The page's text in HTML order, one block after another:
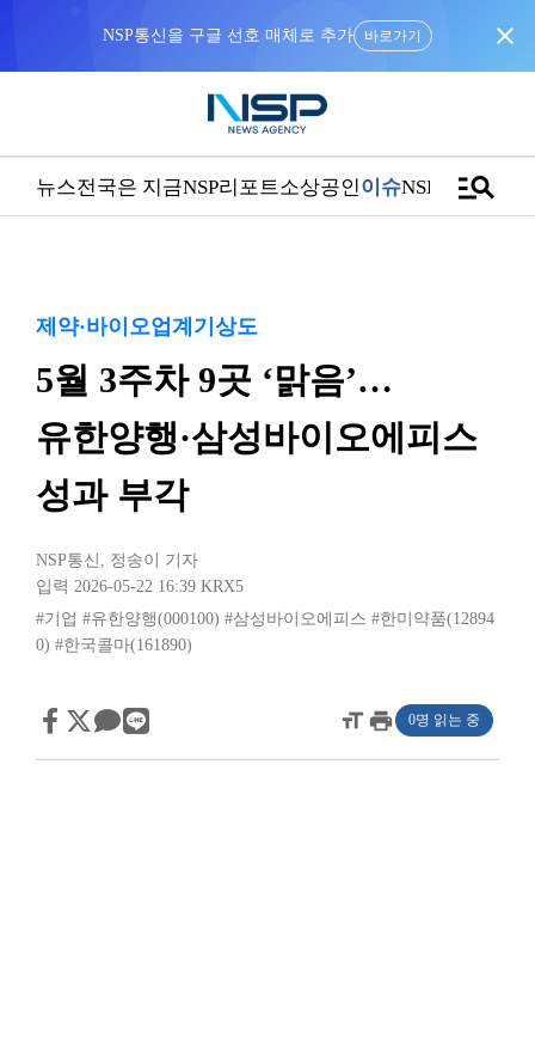
NSP통신을 구글 선호 매체로 추가 바로가기 close
뉴스전국은 지금NSP리포트소상공인이슈NSPTVmanage_search
제약·바이오업계기상도
5월 3주차 9곳 ‘맑음’…
유한양행·삼성바이오에피스
성과 부각
NSP통신 , 정송이 기자
입력 2026-05-22 16:39 KRX5
#기업 #유한양행(000100) #삼성바이오에피스 #한미약품(12894
0) #한국콜마(161890)
format_sizeprint 0명 읽는 중